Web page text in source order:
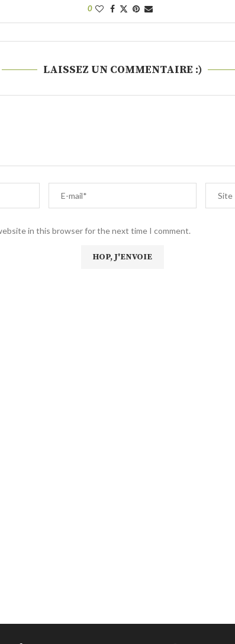
0
LAISSEZ UN COMMENTAIRE :)
in this browser for the next time I comment.